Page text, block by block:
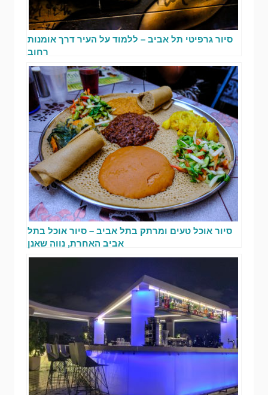
סיור גרפיטי תל אביב – ללמוד על העיר דרך אומנות
רחוב
סיור אוכל טעים ומרתק בתל אביב – סיור אוכל בתל
אביב האחרת, נווה שאנן